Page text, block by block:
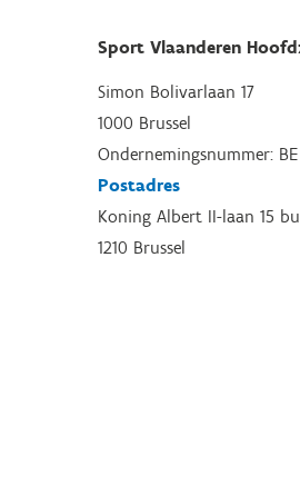
Sport Vlaanderen
Simon Bolivarlaan 17
1000 Brussel
Ondernemingsnummer: BE
Postadres
Koning Albert II-laan 15
1210 Brussel